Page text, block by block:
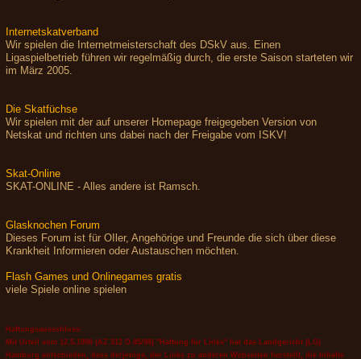
Internetskatverband
Wir spielen die Internetmeisterschaft des DSkV aus. Einen
Ligaspielbetrieb führen wir regelmäßig durch, die erste Saison starteten wir
im März 2005.
Die Skatfüchse
Wir spielen mit der auf unserer Homepage freigegeben Version von
Netskat und richten uns dabei nach der Freigabe vom ISKV!
Skat-Online
SKAT-ONLINE - Alles andere ist Ramsch.
Glasknochen Forum
Dieses Forum ist für OIler, Angehörige und Freunde die sich über diese
Krankheit Informieren oder Austauschen möchten.
Flash Games und Onlinegames gratis
viele Spiele online spielen
Haftungsausschluss:
Mit Urteil vom 12.5.1998 (AZ 312 O 85/98) "Haftung für Links" hat das Landgericht (LG)
Hamburg entschieden, dass derjenige, der Links zu anderen Webseiten herstellt, die Inhalte